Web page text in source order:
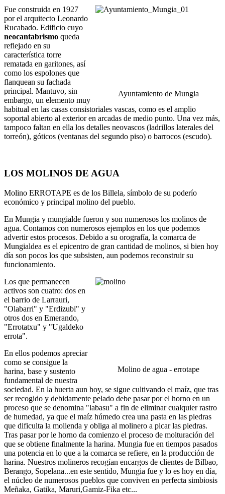
Ayuntamiento de Mungia
Fue construida en 1927
por el arquitecto Leonardo
Rucabado. Edificio cuyo
neocantabrismo queda
reflejado en su
característica torre
rematada en garitones, así
como los espolones que
flanquean su fachada
principal. Mantuvo, sin
embargo, un elemento muy
habitual en las casas consistoriales vascas, como es el amplio
soportal abierto al exterior en arcadas de medio punto. Una vez más,
tampoco faltan en ella los detalles neovascos (ladrillos laterales del
torreón), góticos (ventanas del segundo piso) o barrocos (escudo).
LOS MOLINOS DE AGUA
Molino ERROTAPE es de los Billela, símbolo de su poderío
económico y principal molino del pueblo.
En Mungia y mungialde fueron y son numerosos los molinos de
agua. Contamos con numerosos ejemplos en los que podemos
advertir estos procesos. Debido a su orografía, la comarca de
Mungialdea es el epicentro de gran cantidad de molinos, si bien hoy
día son pocos los que subsisten, aun podemos reconstruir su
funcionamiento.
Molino de agua - errotape
Los que permanecen
activos son cuatro: dos en
el barrio de Larrauri,
"Olabarri" y "Erdizubi" y
otros dos en Emerando,
"Errotatxu" y "Ugaldeko
errota".
En ellos podemos apreciar
como se consigue la
harina, base y sustento
fundamental de nuestra
sociedad. En la huerta aun hoy, se sigue cultivando el maíz, que tras
ser recogido y debidamente pelado debe pasar por el horno en un
proceso que se denomina "labasu" a fin de eliminar cualquier rastro
de humedad, ya que el maíz húmedo crea una pasta en las piedras
que dificulta la molienda y obliga al molinero a picar las piedras.
Tras pasar por le horno da comienzo el proceso de molturación del
que se obtiene finalmente la harina. Mungia fue en tiempos pasados
una potencia en lo que a la comarca se refiere, en la producción de
harina. Nuestros molineros recogían encargos de clientes de Bilbao,
Berango, Sopelana...en este sentido, Mungia fue y lo es hoy en día,
el núcleo de numerosos pueblos que conviven en perfecta simbiosis
Meñaka, Gatika, Maruri,Gamiz-Fika etc...